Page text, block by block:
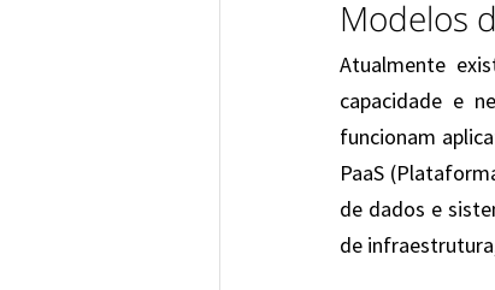
Modelos
Atualmente
capacidade e
funcionam
PaaS
de dados e
de